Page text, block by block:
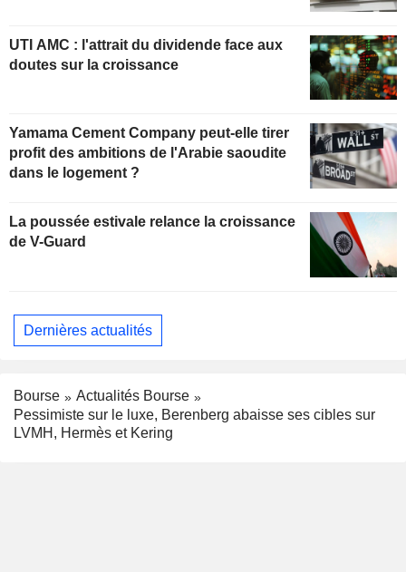
UTI AMC : l'attrait du dividende face aux
doutes sur la croissance
Yamama Cement Company peut-elle tirer
profit des ambitions de l'Arabie saoudite
dans le logement ?
La poussée estivale relance la croissance
de V-Guard
Dernières actualités
Bourse
Actualités Bourse
Pessimiste sur le luxe, Berenberg abaisse ses cibles sur
LVMH, Hermès et Kering